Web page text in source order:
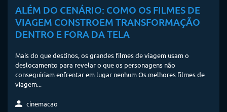
ALÉM DO CENÁRIO: COMO OS FILMES DE
VIAGEM CONSTROEM TRANSFORMAÇÃO
DENTRO E FORA DA TELA
Mais do que destinos, os grandes filmes de viagem usam o
deslocamento para revelar o que os personagens não
conseguiriam enfrentar em lugar nenhum Os melhores filmes de
viagem...
cinemacao